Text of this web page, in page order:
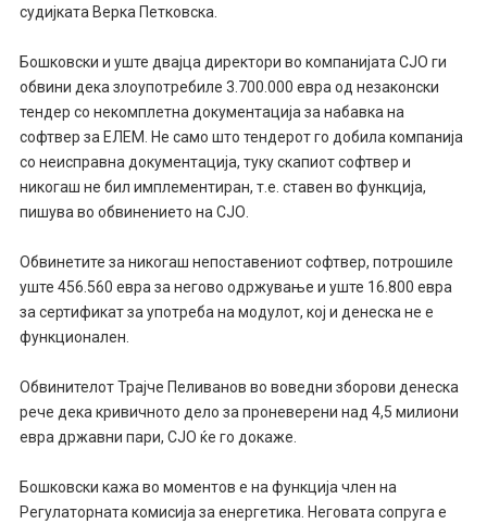
судијката Верка Петковска.
Бошковски и уште двајца директори во компанијата СЈО ги
обвини дека злоупотребиле 3.700.000 евра од незаконски
тендер со некомплетна документација за набавка на
софтвер за ЕЛЕМ. Не само што тендерот го добила компанија
со неисправна документација, туку скапиот софтвер и
никогаш не бил имплементиран, т.е. ставен во функција,
пишува во обвинението на СЈО.
Обвинетите за никогаш непоставениот софтвер, потрошиле
уште 456.560 евра за негово одржување и уште 16.800 евра
за сертификат за употреба на модулот, кој и денеска не е
функционален.
Обвинителот Трајче Пеливанов во воведни зборови денеска
рече дека кривичното дело за проневерени над 4,5 милиони
евра државни пари, СЈО ќе го докаже.
Бошковски кажа во моментов е на функција член на
Регулаторната комисија за енергетика. Неговата сопруга е